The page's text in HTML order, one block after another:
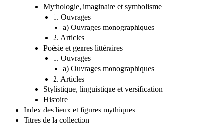
2. Critiques sur les sujets suivants :
Mythologie, imaginaire et symbolisme
1. Ouvrages
a) Ouvrages monographiques
2. Articles
Poésie et genres littéraires
1. Ouvrages
a) Ouvrages monographiques
2. Articles
Stylistique, linguistique et versification
Histoire
Index des lieux et figures mythiques